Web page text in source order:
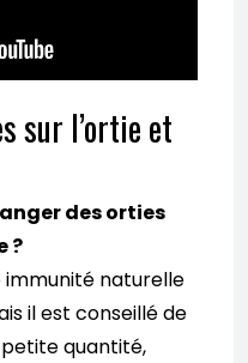
sur l’ortie et
des orties
?
immunité naturelle
il est conseillé de
quantité,